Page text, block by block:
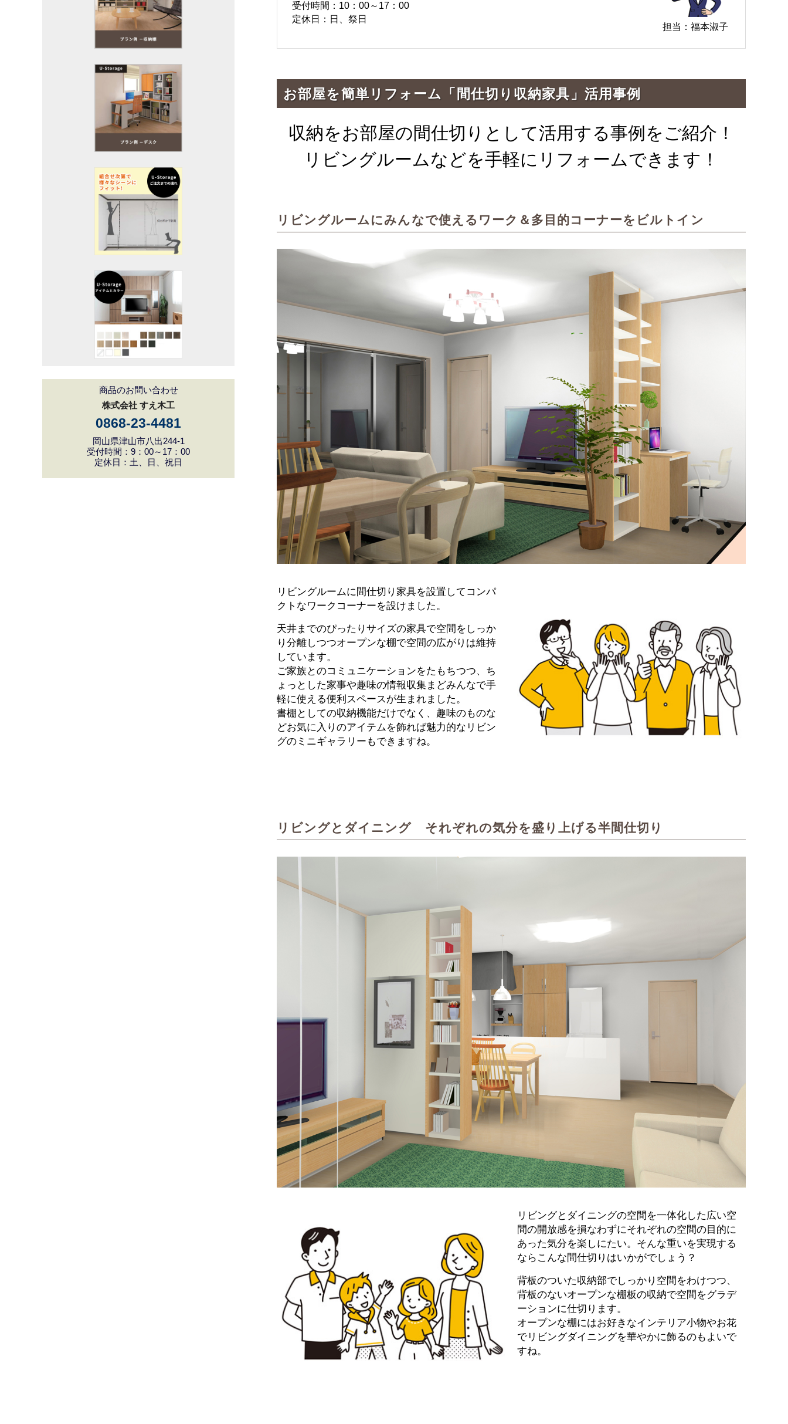
商品のお問い合わせ
株式会社 すえ木工
0868-23-4481
岡山県津山市八出244-1
受付時間：9：00～17：00
定休日：土、日、祝日
受付時間：10：00～17：00
定休日：日、祭日
担当：福本淑子
お部屋を簡単リフォーム「間仕切り収納家具」活用事例
収納をお部屋の間仕切りとして活用する事例をご紹介！
リビングルームなどを手軽にリフォームできます！
リビングルームにみんなで使えるワーク＆多目的コーナーをビルトイン
リビングルームに間仕切り家具を設置してコンパ
クトなワークコーナーを設けました。
天井までのぴったりサイズの家具で空間をしっか
り分離しつつオープンな棚で空間の広がりは維持
しています。
ご家族とのコミュニケーションをたもちつつ、ち
ょっとした家事や趣味の情報収集まどみんなで手
軽に使える便利スペースが生まれました。
書棚としての収納機能だけでなく、趣味のものな
どお気に入りのアイテムを飾れば魅力的なリビン
グのミニギャラリーもできますね。
リビングとダイニング それぞれの気分を盛り上げる半間仕切り
リビングとダイニングの空間を一体化した広い空
間の開放感を損なわずにそれぞれの空間の目的に
あった気分を楽しにたい。そんな重いを実現する
ならこんな間仕切りはいかがでしょう？
背板のついた収納部でしっかり空間をわけつつ、
背板のないオープンな棚板の収納で空間をグラデ
ーションに仕切ります。
オープンな棚にはお好きなインテリア小物やお花
でリビングダイニングを華やかに飾るのもよいで
すね。